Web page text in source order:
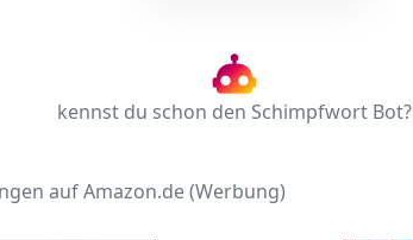
kennst du schon den Schimpfwort Bot?
auf Amazon.de (Werbung)